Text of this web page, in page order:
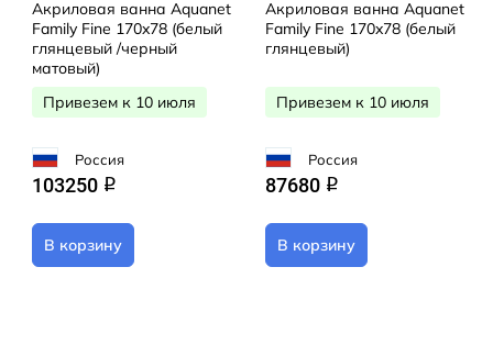
Акриловая ванна Aquanet
Family Fine 170x78 (белый
глянцевый /черный
матовый)
Привезем к 10 июля
Россия
103250 q
В корзину
Акриловая ванна Aquanet
Family Fine 170x78 (белый
глянцевый)
Привезем к 10 июля
Россия
87680 q
В корзину